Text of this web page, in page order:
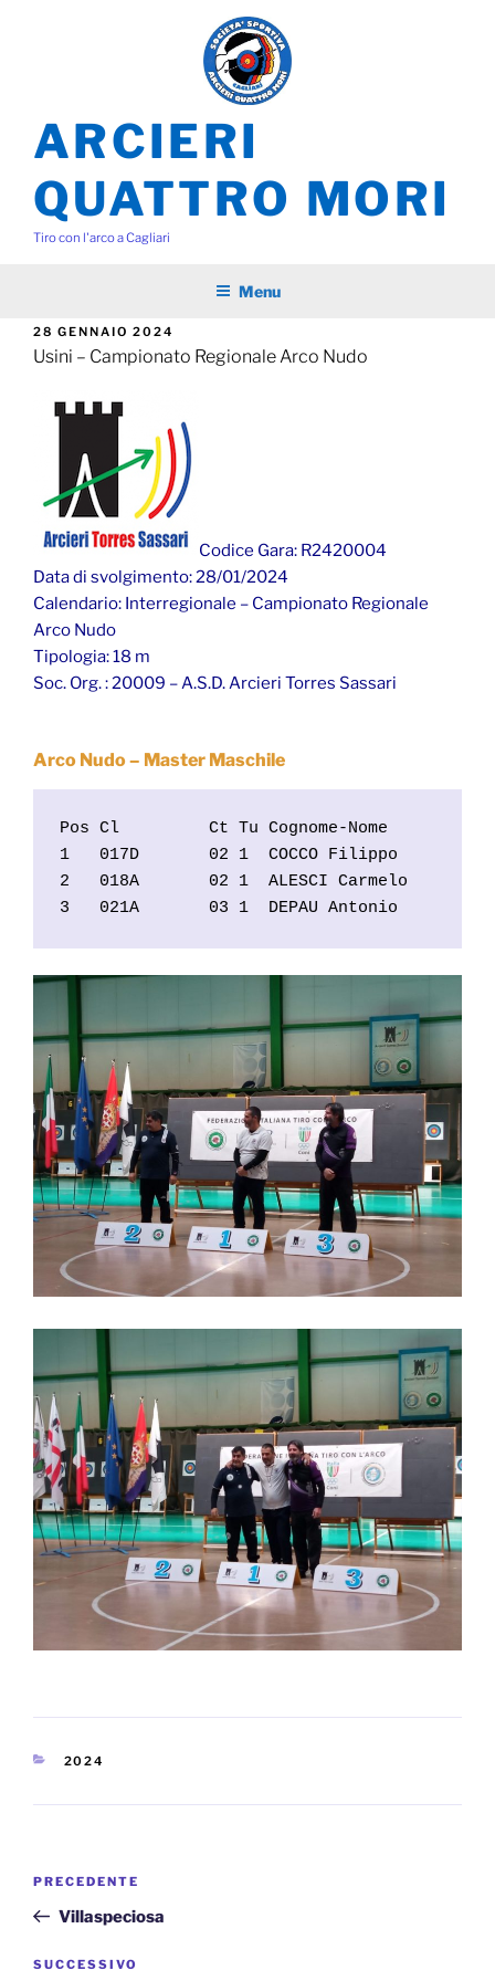
ARCIERI
QUATTRO MORI
Tiro con l'arco a Cagliari
Menu
PUBBLICATO
IL
28 GENNAIO 2024
Usini – Campionato Regionale Arco Nudo
Codice Gara: R2420004
Data di svolgimento: 28/01/2024
Calendario: Interregionale – Campionato Regionale
Arco Nudo
Tipologia: 18 m
Soc. Org. : 20009 – A.S.D. Arcieri Torres Sassari
Arco Nudo – Master Maschile
Pos Cl         Ct Tu Cognome-Nome
1   017D       02 1  COCCO Filippo
2   018A       02 1  ALESCI Carmelo
3   021A       03 1  DEPAU Antonio
CATEGORIE
2024
Articolo
precedente:
PRECEDENTE
Villaspeciosa
Articolo
SUCCESSIVO